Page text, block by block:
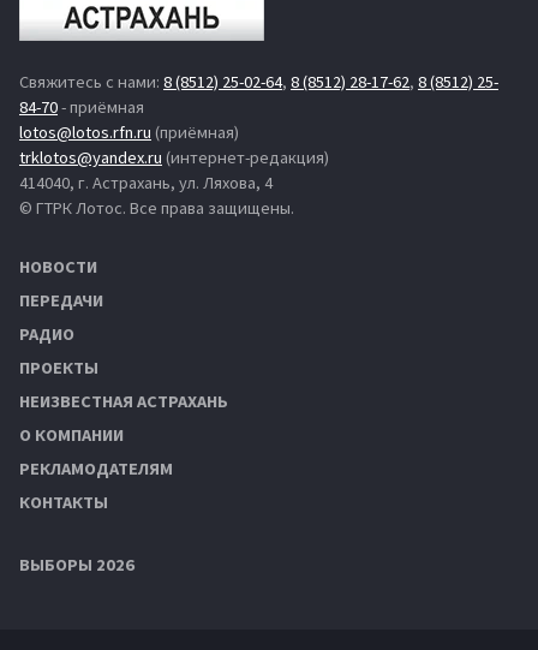
Свяжитесь с нами: 8 (8512) 25-02-64, 8 (8512) 28-17-62, 8 (8512) 25-
84-70- приёмная
lotos@lotos.rfn.ru (приёмная)
trklotos@yandex.ru (интернет-редакция)
414040, г. Астрахань, ул. Ляхова, 4
© ГТРК Лотос. Все права защищены.
НОВОСТИ
ПЕРЕДАЧИ
РАДИО
ПРОЕКТЫ
НЕИЗВЕСТНАЯ АСТРАХАНЬ
О КОМПАНИИ
РЕКЛАМОДАТЕЛЯМ
КОНТАКТЫ
ВЫБОРЫ 2026